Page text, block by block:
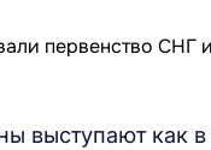
выступают как